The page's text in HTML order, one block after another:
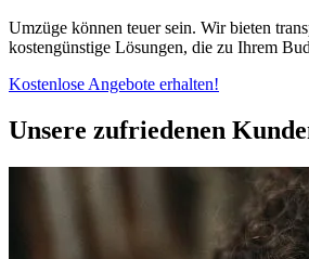
Umzüge können teuer sein. Wir bieten
kostengünstige Lösungen, die zu Ihrem
Kostenlose Angebote erhalten!
Unsere zufriedenen